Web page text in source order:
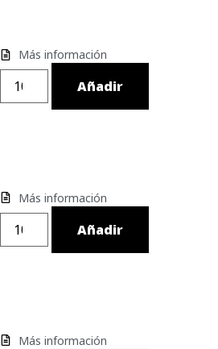
Más información
Añadir
Más información
Añadir
Más información